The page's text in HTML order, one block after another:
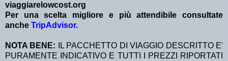
viaggiarelowcost.org
Per una scelta migliore e più attendibile consultate
anche TripAdvisor.
NOTA BENE:
IL PACCHETTO DI VIAGGIO DESCRITTO E'
PURAMENTE INDICATIVO E TUTTI I PREZZI RIPORTATI